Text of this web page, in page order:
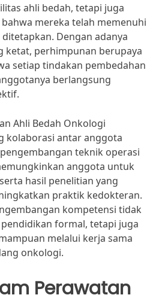
ahli bedah, tetapi juga
mereka telah memenuhi
Dengan adanya
ketat, perhimpunan berupaya
setiap tindakan pembedahan
berlangsung
Ahli Bedah Onkologi
kolaborasi antar anggota
teknik operasi
anggota untuk
hasil penelitian yang
praktik kedokteran.
kompetensi tidak
formal, tetapi juga
melalui kerja sama
onkologi.
Perawatan